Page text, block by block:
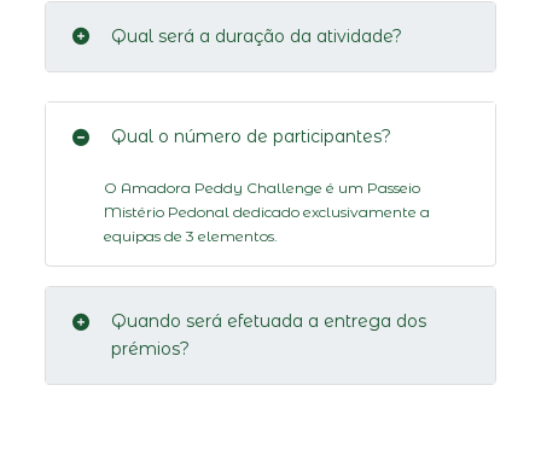
Qual será a duração da atividade?
Qual o número de participantes?
O Amadora Peddy Challenge é um Passeio
Mistério Pedonal dedicado exclusivamente a
equipas de 3 elementos.
Quando será efetuada a entrega dos
prémios?